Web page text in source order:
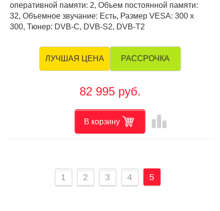
оперативной памяти: 2, Объем постоянной памяти:
32, Объемное звучание: Есть, Размер VESA: 300 х
300, Тюнер: DVB-C, DVB-S2, DVB-T2
ЛУЧШАЯ ЦЕНА РАССРОЧКА
82 995 руб.
В корзину leaderboard
1 2 3 4 5